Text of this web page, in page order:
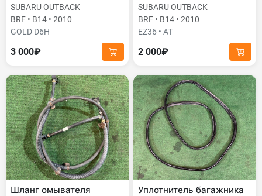
SUBARU OUTBACK
BRF • B14 • 2010
GOLD D6H
3 000₽
SUBARU OUTBACK
BRF • B14 • 2010
EZ36 • AT
2 000₽
Шланг омывателя Уплотнитель багажника